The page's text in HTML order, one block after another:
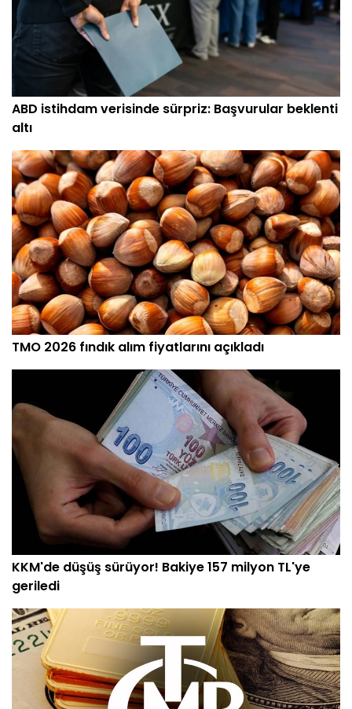
ABD istihdam verisinde sürpriz: Başvurular beklenti
altı
TMO 2026 fındık alım fiyatlarını açıkladı
KKM'de düşüş sürüyor! Bakiye 157 milyon TL'ye
geriledi